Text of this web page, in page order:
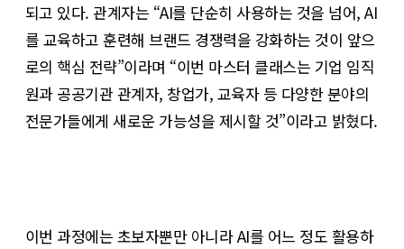
되고 있다. 관계자는 “AI를 단순히 사용하는 것을 넘어, AI
를 교육하고 훈련해 브랜드 경쟁력을 강화하는 것이 앞으
로의 핵심 전략”이라며 “이번 마스터 클래스는 기업 임직
원과 공공기관 관계자, 창업가, 교육자 등 다양한 분야의
전문가들에게 새로운 가능성을 제시할 것”이라고 밝혔다.
이번 과정에는 초보자뿐만 아니라 AI를 어느 정도 활용하